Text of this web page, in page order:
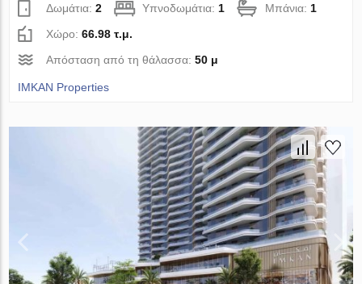
Δωμάτια:2 Υπνοδωμάτια: 1 Μπάνια: 1
Χώρο:66.98 τ.μ.
Απόσταση από τη θάλασσα:50 μ
IMKAN Properties